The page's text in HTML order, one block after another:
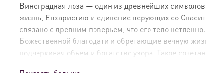
Виноградная лоза — один из древнейших
жизнь, Евхаристию и единение верующих со
связано с древним поверьем, что его тело
Божественной благодати и обретающие вечную
подчеркивая объем и богатство узора. Такое